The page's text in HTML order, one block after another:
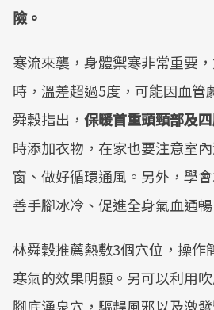
險。
寒流來襲，身體禦寒非常重要
時，溫差超過5度，可能因血管
舜穀指出， 保暖首重頭頸部及
時添加衣物，在家也要注意室
窗、做好循環通風。另外，學
善手腳冰冷、促進全身氣血通暢
林舜穀推薦熱敷3個穴位，操作
寒氣的效果明顯。另可以利用